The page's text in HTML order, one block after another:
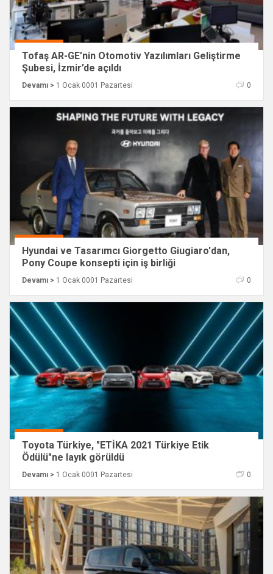
Tofaş AR-GE’nin Otomotiv Yazılımları Geliştirme
Şubesi, İzmir’de açıldı
Devamı > 1 Ocak 0001 Pazartesi 0
Hyundai ve Tasarımcı Giorgetto Giugiaro'dan,
Pony Coupe konsepti için iş birliği
Devamı > 1 Ocak 0001 Pazartesi 0
Toyota Türkiye, "ETİKA 2021 Türkiye Etik
Ödülü"ne layık görüldü
Devamı > 1 Ocak 0001 Pazartesi 0